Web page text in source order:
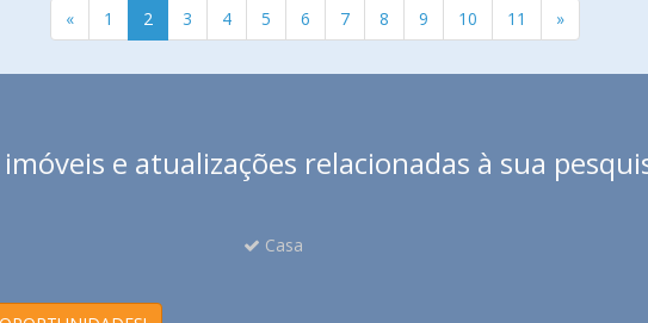
« 1 2 3 4 5 6 7 8 9 10 11 »
imóveis e atualizações relacionadas à sua
Casa